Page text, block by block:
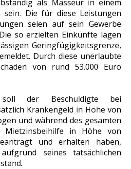
als Masseur in einem
Die für diese Leistungen
seien auf sein Gewerbe
so erzielten Einkünfte lagen
Geringfügigkeitsgrenze,
Durch diese unerlaubte
von rund 53.000 Euro
der Beschuldigte bei
Krankengeld in Höhe von
und während des gesamten
Mietzinsbeihilfe in Höhe von
und erhalten haben,
seines tatsächlichen